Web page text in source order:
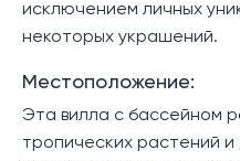
исключением личных
некоторых украшений.
Местоположение:
Эта вилла с бассейном
тропических растений